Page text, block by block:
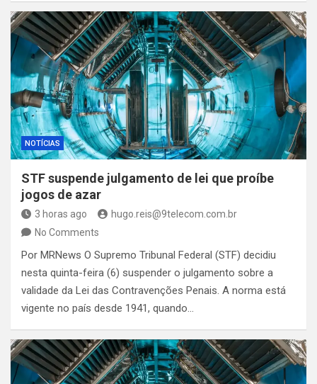
NOTÍCIAS
STF suspende julgamento de lei que proíbe
jogos de azar
3 horas ago
hugo.reis@9telecom.com.br
No Comments
Por MRNews O Supremo Tribunal Federal (STF) decidiu
nesta quinta-feira (6) suspender o julgamento sobre a
validade da Lei das Contravenções Penais. A norma está
vigente no país desde 1941, quando…